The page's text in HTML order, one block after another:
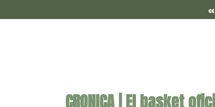
CRONICA | El basket